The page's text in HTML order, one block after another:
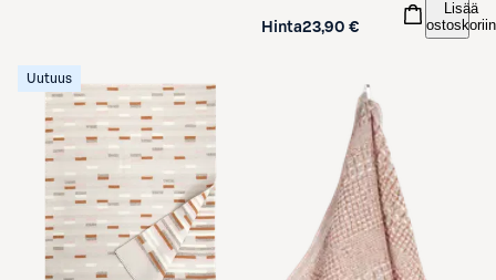
Hinta23,90 €
Lisää
ostoskoriin
Uutuus